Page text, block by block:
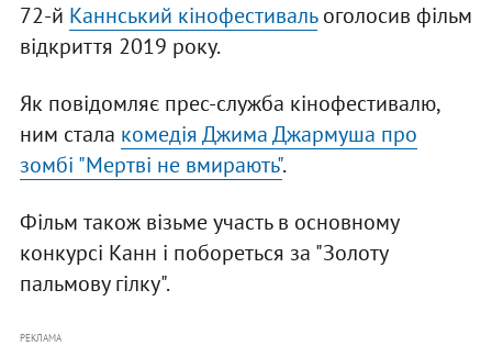
72-й Каннський кінофестивальоголосив фільм
відкриття 2019 року.
Як повідомляє прес-служба кінофестивалю,
ним стала комедія Джима Джармуша про
зомбі "Мертві не вмирають".
Фільм також візьме участь в основному
конкурсі Канн і побореться за "Золоту
пальмову гілку".
РЕКЛАМА